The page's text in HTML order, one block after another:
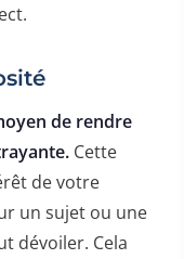
de rendre
Cette
de votre
un sujet ou une
dévoiler. Cela